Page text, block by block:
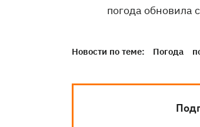
погода обновила
Новости по теме: Погода